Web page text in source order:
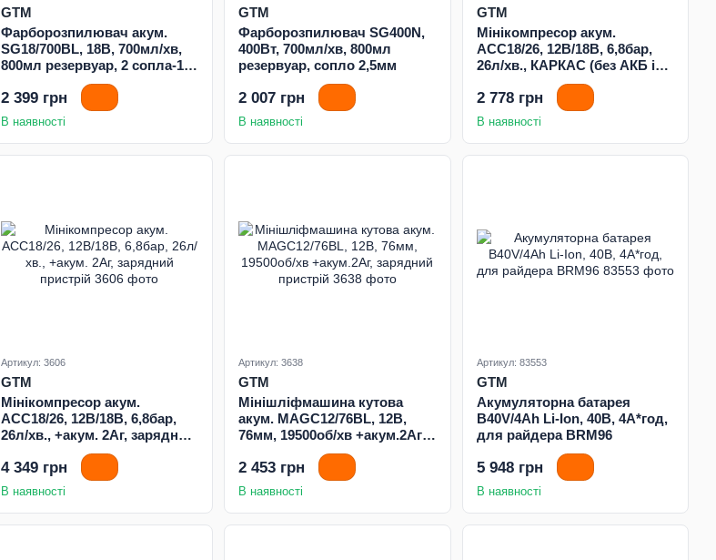
GTM
Фарборозпилювач акум.
SG18/700BL, 18В, 700мл/хв,
800мл резервуар, 2 сопла-1,5
і 2,5мм, металевий корпус
сопла та шток клапана,
КАРКАС (без АКБ і ЗП)
2 399 грн
В наявності
GTM
Фарборозпилювач SG400N,
400Вт, 700мл/хв, 800мл
резервуар, сопло 2,5мм
2 007 грн
В наявності
GTM
Мінікомпресор акум.
ACC18/26, 12В/18В, 6,8бар,
26л/хв., КАРКАС (без АКБ і
2 778 грн
В наявності
Артикул: 3606
GTM
Мінікомпресор акум.
ACC18/26, 12В/18В, 6,8бар,
26л/хв., +акум. 2Аг, зарядний
4 349 грн
В наявності
Артикул: 3638
GTM
Мінішліфмашина кутова
акум. MAGC12/76BL, 12В,
76мм, 19500об/хв +акум.2Аг,
зарядний пристрій
2 453 грн
В наявності
Артикул: 83553
GTM
Акумуляторна батарея
B40V/4Аh Li-Ion, 40В, 4А*год,
для райдера BRM96
5 948 грн
В наявності